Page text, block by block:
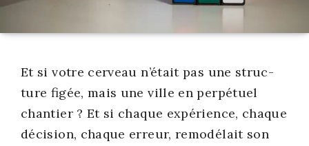
Et si votre cer­veau n’était pas une struc­
ture figée, mais une ville en per­pé­tuel
chan­tier ? Et si chaque expé­rience, chaque
déci­sion, chaque erreur, remo­dé­lait son